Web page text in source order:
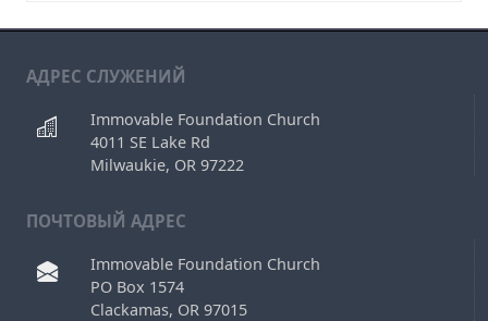
АДРЕС СЛУЖЕНИЙ
Immovable Foundation Church
4011 SE Lake Rd
Milwaukie, OR 97222
ПОЧТОВЫЙ АДРЕС
Immovable Foundation Church
PO Box 1574
Clackamas, OR 97015